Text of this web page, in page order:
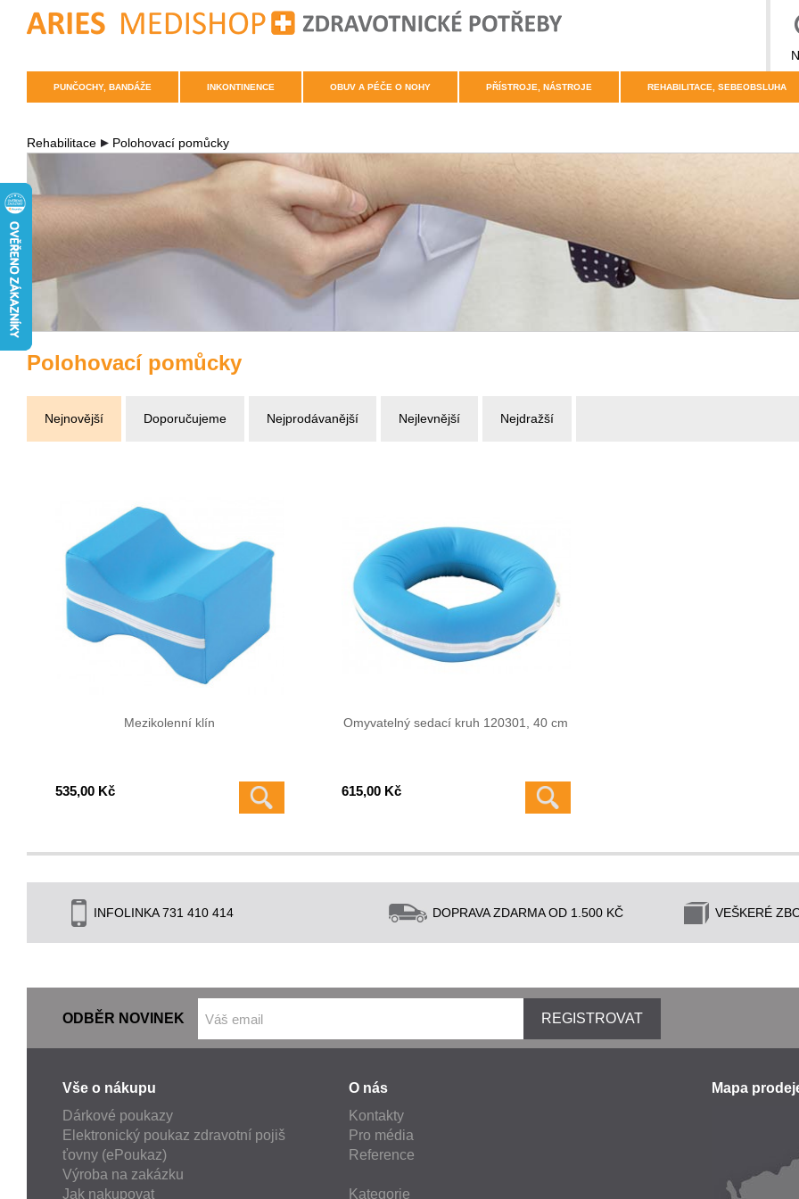
PUNČOCHY, BANDÁŽE INKONTINENCE OBUV A PÉČE O NOHY PŘÍSTROJE, NÁSTROJE REHABILITACE, SEBEOBSLUHA
Rehabilitace Polohovací pomůcky
Polohovací pomůcky
Nejnovější Doporučujeme Nejprodávanější Nejlevnější Nejdražší
Mezikolenní klín
535,00 Kč
Omyvatelný sedací kruh 120301, 40 cm
615,00 Kč
INFOLINKA 731 410 414 DOPRAVA ZDARMA OD 1.500 KČ VEŠKERÉ
ODBĚR NOVINEK REGISTROVAT
Vše o nákupu
Dárkové poukazy
Elektronický poukaz zdravotní pojiš
ťovny (ePoukaz)
Výroba na zakázku
Jak nakupovat
O nás
Kontakty
Pro média
Reference
Kategorie
Mapa